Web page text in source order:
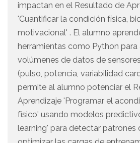
impactan en el Resultado de
'Cuantificar la condición física,
motivacional' . El alumno
herramientas como Python para
volúmenes de datos de
(pulso, potencia, variabilidad
permite al alumno potenciar el
Aprendizaje 'Programar el
físico' usando modelos
learning' para detectar patrones